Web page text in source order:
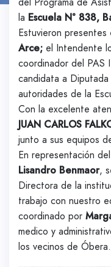
la Escuela N° 838,
Estuvieron
Arce; el Intendente
coordinador del PAS
candidata a Diputada
autoridades de la
Con la excelente
JUAN CARLOS
junto a sus equipos
En representación
Lisandro Benmaor,
Directora de la
trabajo con nuestro
coordinado por
medico y
los vecinos de Óbera.